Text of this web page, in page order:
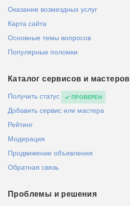
Оказание возмездных услуг
Карта сайта
Основные темы вопросов
Популярные поломки
Каталог сервисов и мастеров
Получить статус ПРОВЕРЕН
Добавить сервис или мастера
Рейтинг
Модерация
Продвижение объявления
Обратная связь
Проблемы и решения